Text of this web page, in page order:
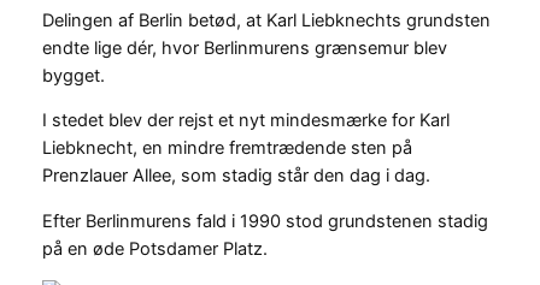
Delingen af Berlin betød, at Karl Liebknechts grundsten
endte lige dér, hvor Berlinmurens grænsemur blev
bygget.
I stedet blev der rejst et nyt mindesmærke for Karl
Liebknecht, en mindre fremtrædende sten på
Prenzlauer Allee, som stadig står den dag i dag.
Efter Berlinmurens fald i 1990 stod grundstenen stadig
på en øde Potsdamer Platz.